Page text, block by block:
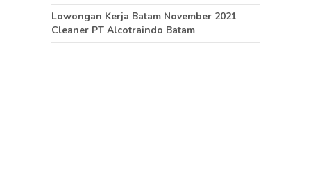
Lowongan Kerja Batam November 2021
Cleaner PT Alcotraindo Batam